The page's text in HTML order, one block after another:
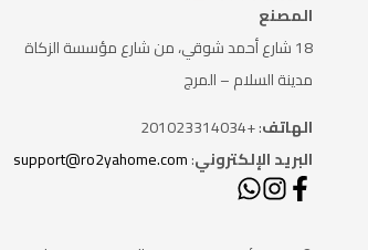
المصنع
18 شارع أحمد شوقي، من شارع
مؤسسة الزكاة
مدينة السلام – المرج
الهاتف: +201023314034
البريد الإلكتروني:
support@ro2yahome.com